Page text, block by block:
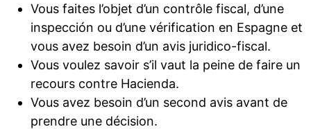
Vous faites l’objet d’un contrôle fiscal, d’une
inspección ou d’une vérification en Espagne et
vous avez besoin d’un avis juridico-fiscal.
Vous voulez savoir s’il vaut la peine de faire un
recours contre Hacienda.
Vous avez besoin d’un second avis avant de
prendre une décision.